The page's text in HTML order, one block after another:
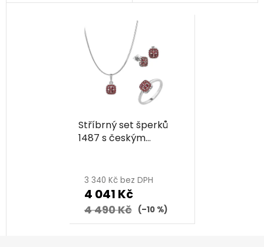
Stříbrný set šperků
1487 s českým
3 340 Kč bez DPH
4 041 Kč
4 490 Kč (–10 %)